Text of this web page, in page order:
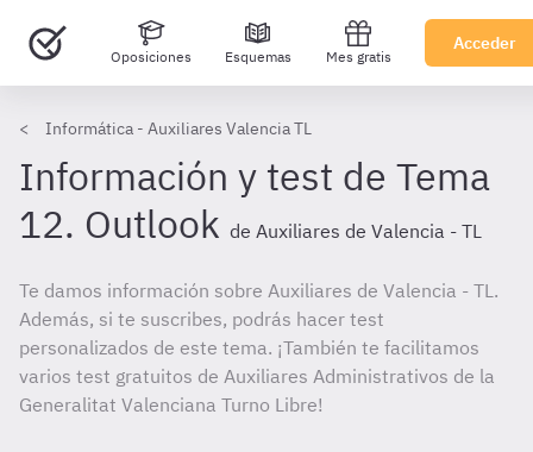
Oposiciones Esquemas Mes gratis
Acceder
Informática - Auxiliares Valencia TL
Información y test de Tema
12. Outlook de Auxiliares de Valencia - TL
Te damos información sobre Auxiliares de Valencia - TL.
Además, si te suscribes, podrás hacer test
personalizados de este tema. ¡También te facilitamos
varios test gratuitos de Auxiliares Administrativos de la
Generalitat Valenciana Turno Libre!